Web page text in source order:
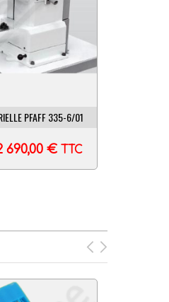
PFAFF 335-6/01
690,00€ TTC